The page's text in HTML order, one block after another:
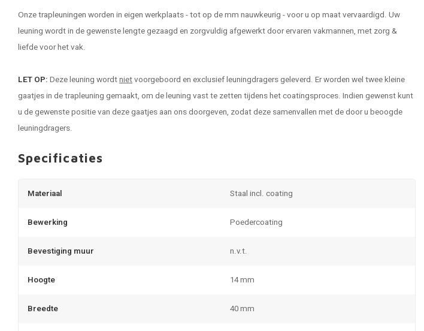
Onzetrapleuningen worden in eigen werkplaats - tot op de mm nauwkeurig - voor u op maat vervaardigd. Uw
leuning wordt in de gewenste lengte gezaagd en zorgvuldig afgewerkt door ervaren vakmannen, met zorg &
liefde voor het vak.
LET OP: Deze leuning wordtnietvoorgeboord en exclusief leuningdragers geleverd. Er worden wel twee kleine
gaatjes in de trapleuning gemaakt, om de leuning vast te zetten tijdens het coatingsproces. Indien gewenst kunt
u de gewenste positie van deze gaatjes aan ons doorgeven, zodat deze samenvallen met de door u beoogde
leuningdragers.
Specificaties
Materiaal Staal incl. coating
Bewerking Poedercoating
Bevestiging muur n.v.t.
Hoogte 14 mm
Breedte 40 mm